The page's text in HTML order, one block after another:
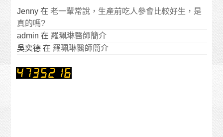
Jenny 在老一輩常說，生產前吃人參會比較好生，是
真的嗎?
admin 在 羅珮琳醫師簡介
吳奕德 在 羅珮琳醫師簡介